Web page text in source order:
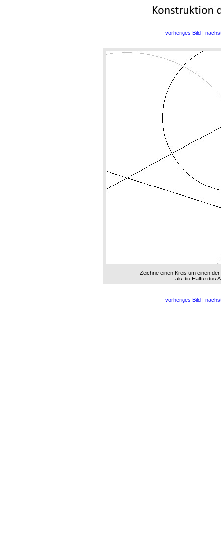
vorheriges Bild|
Zeichne einen Kreis um einen
als die Hälfte des
vorheriges Bild|